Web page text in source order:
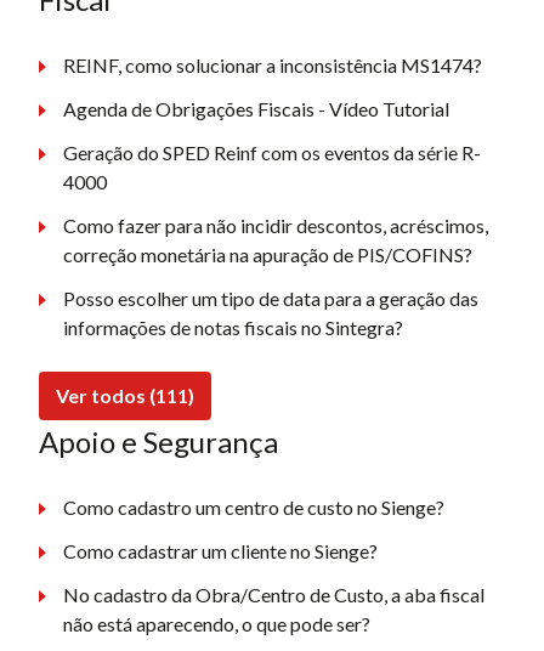
REINF, como solucionar a inconsistência MS1474?
Agenda de Obrigações Fiscais - Vídeo Tutorial
Geração do SPED Reinf com os eventos da série R-
4000
Como fazer para não incidir descontos, acréscimos,
correção monetária na apuração de PIS/COFINS?
Posso escolher um tipo de data para a geração das
informações de notas fiscais no Sintegra?
Ver todos (111)
Apoio e Segurança
Como cadastro um centro de custo no Sienge?
Como cadastrar um cliente no Sienge?
No cadastro da Obra/Centro de Custo, a aba fiscal
não está aparecendo, o que pode ser?